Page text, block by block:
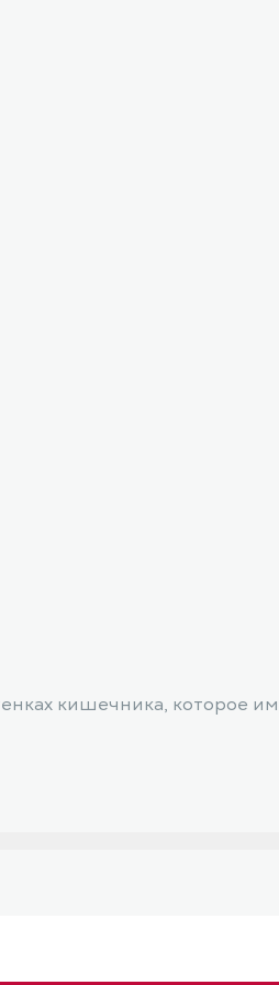
кишечника, которое